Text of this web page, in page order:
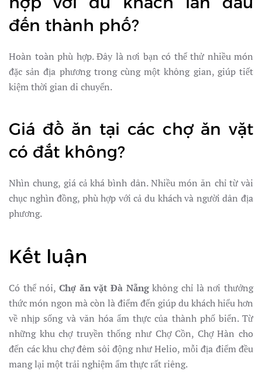
đến thành phố?
Hoàn toàn phù hợp. Đây là nơi bạn có thể thử nhiều món
đặc sản địa phương trong cùng một không gian, giúp tiết
kiệm thời gian di chuyển.
Giá đồ ăn tại các chợ ăn vặt
có đắt không?
Nhìn chung, giá cả khá bình dân. Nhiều món ăn chỉ từ vài
chục nghìn đồng, phù hợp với cả du khách và người dân địa
phương.
Kết luận
Có thể nói, Chợ ăn vặt Đà Nẵngkhông chỉ là nơi thưởng
thức món ngon mà còn là điểm đến giúp du khách hiểu hơn
về nhịp sống và văn hóa ẩm thực của thành phố biển. Từ
những khu chợ truyền thống như Chợ Cồn, Chợ Hàn cho
đến các khu chợ đêm sôi động như Helio, mỗi địa điểm đều
mang lại một trải nghiệm ẩm thực rất riêng.